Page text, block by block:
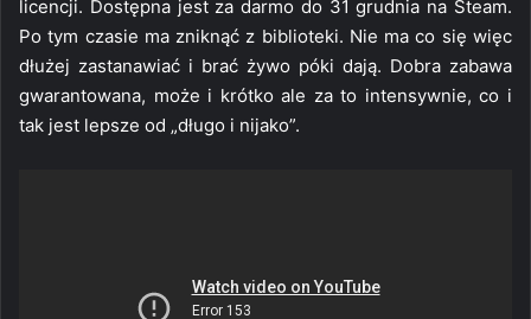
licencji. Dostępna jest za darmo do 31 grudnia na Steam.
Po tym czasie ma zniknąć z biblioteki. Nie ma co się więc
dłużej zastanawiać i brać żywo póki dają. Dobra zabawa
gwarantowana, może i krótko ale za to intensywnie, co i
tak jest lepsze od „długo i nijako”.